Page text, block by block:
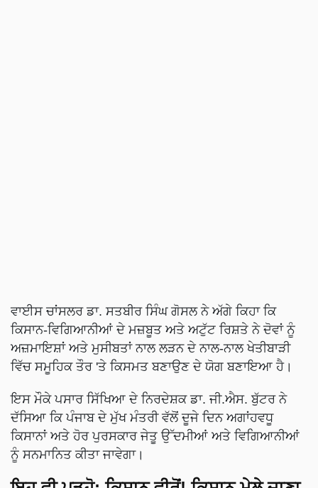
ਵਾਈਸ ਚਾਂਸਲਰ ਡਾ. ਸਤਬੀਰ ਸਿੰਘ ਗੋਸਲ ਨੇ ਅੱਗੇ ਕਿਹਾ ਕਿ
ਕਿਸਾਨ-ਵਿਗਿਆਨੀਆਂ ਦੇ ਮਜ਼ਬੂਤ ਅਤੇ ਅਟੁੱਟ ਰਿਸ਼ਤੇ ਨੇ ਦੋਵਾਂ ਨੂੰ
ਅਜ਼ਮਾਇਸ਼ਾਂ ਅਤੇ ਮੁਸੀਬਤਾਂ ਨਾਲ ਲੜਨ ਦੇ ਨਾਲ-ਨਾਲ ਖੇਤੀਬਾੜੀ
ਵਿੱਚ ਸਮੂਹਿਕ ਤੌਰ 'ਤੇ ਕਿਸਮਤ ਬਣਾਉਣ ਦੇ ਯੋਗ ਬਣਾਇਆ ਹੈ।
ਇਸ ਮੌਕੇ ਪਸਾਰ ਸਿੱਖਿਆ ਦੇ ਨਿਰਦੇਸ਼ਕ ਡਾ. ਜੀ.ਐਸ. ਬੁੱਟਰ ਨੇ
ਦੱਸਿਆ ਕਿ ਪੰਜਾਬ ਦੇ ਮੁੱਖ ਮੰਤਰੀ ਵੱਲੋਂ ਦੂਜੇ ਦਿਨ ਅਗਾਂਹਵਧੂ
ਕਿਸਾਨਾਂ ਅਤੇ ਹੋਰ ਪੁਰਸਕਾਰ ਜੇਤੂ ਉੱਦਮੀਆਂ ਅਤੇ ਵਿਗਿਆਨੀਆਂ
ਨੂੰ ਸਨਮਾਨਿਤ ਕੀਤਾ ਜਾਵੇਗਾ।